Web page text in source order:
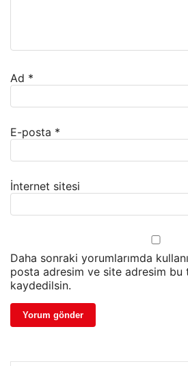
Ad *
E-posta *
İnternet sitesi
Daha sonraki yorumlarımda
posta adresim ve site adresim bu
kaydedilsin.